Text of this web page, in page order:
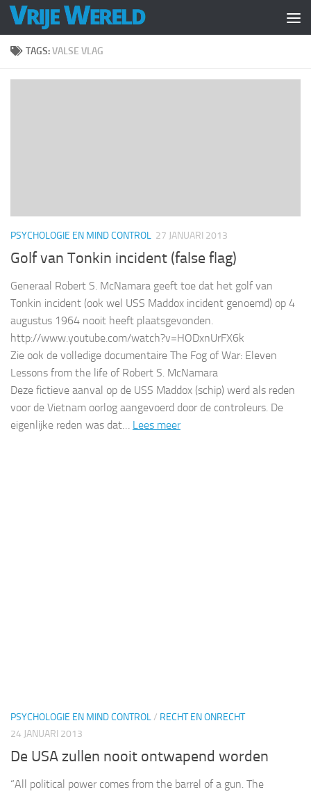
Doorgaan naar inhoud
TAGS:VALSE VLAG
PSYCHOLOGIE EN MIND CONTROL 27 JANUARI 2013
Golf van Tonkin incident (false flag)
Generaal Robert S. McNamara geeft toe dat het golf van
Tonkin incident (ook wel USS Maddox incident genoemd) op 4
augustus 1964 nooit heeft plaatsgevonden.
http://www.youtube.com/watch?v=HODxnUrFX6k
Zie ook de volledige documentaire The Fog of War: Eleven
Lessons from the life of Robert S. McNamara
Deze fictieve aanval op de USS Maddox (schip) werd als reden
voor de Vietnam oorlog aangevoerd door de controleurs. De
eigenlijke reden was dat… Lees meer
PSYCHOLOGIE EN MIND CONTROL/ RECHT EN ONRECHT
24 JANUARI 2013
De USA zullen nooit ontwapend worden
“All political power comes from the barrel of a gun. The